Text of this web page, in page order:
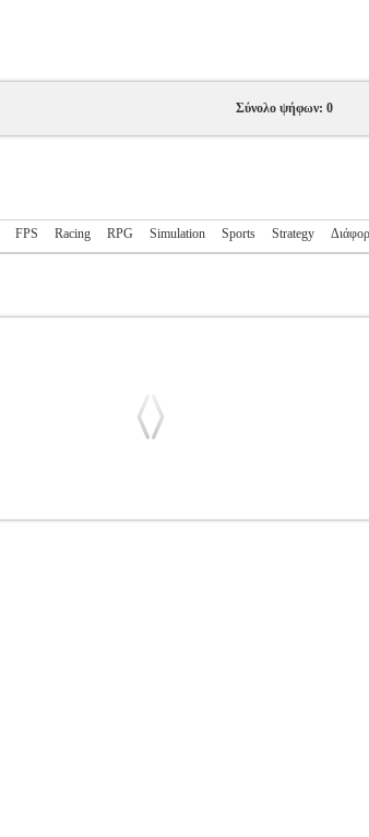
Σύνολο ψήφων: 0
FPS Racing RPG Simulation Sports Strategy